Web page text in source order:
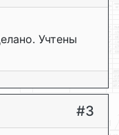
Учтены
#3